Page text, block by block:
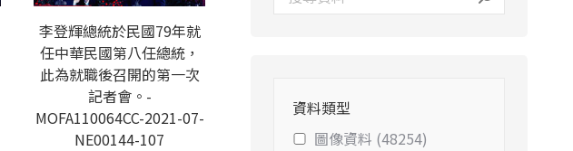
李登輝總統於民國79年就
任中華民國第八任總統，
此為就職後召開的第一次
記者會。-
MOFA110064CC-2021-07-
NE00144-107
資料類型
圖像資料 (48254)